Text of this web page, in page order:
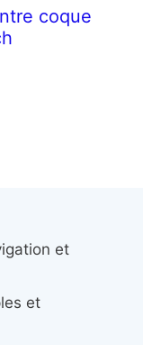
coque
et
et